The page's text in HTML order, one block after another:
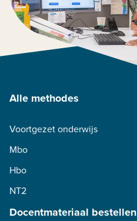
Alle methodes
Voortgezet onderwijs
Mbo
Hbo
NT2
Docentmateriaal bestellen